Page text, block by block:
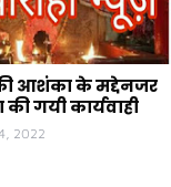
आशंका के मद्देनजर
की गयी कार्यवाही
2022